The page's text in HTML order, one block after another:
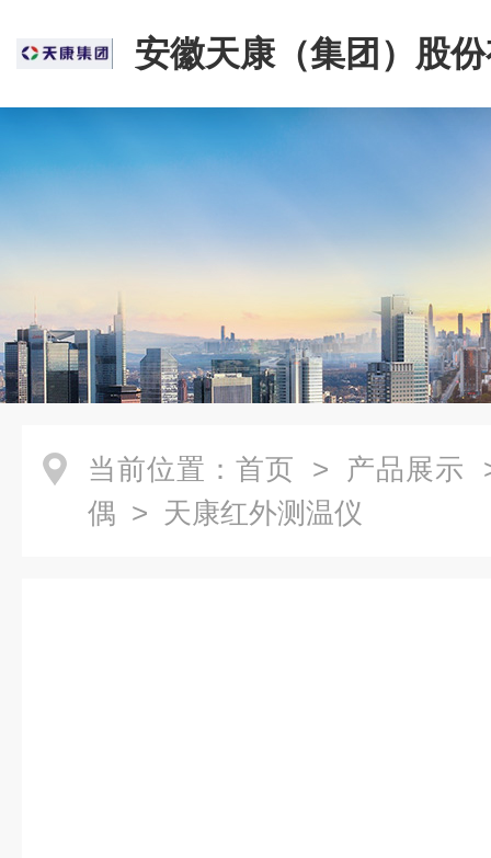
安徽天康（集团）股
司
当前位置： 首页 > 产品展示
偶 > 天康红外测温仪